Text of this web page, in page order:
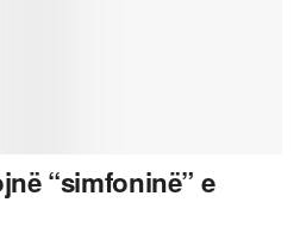
“simfoninë” e